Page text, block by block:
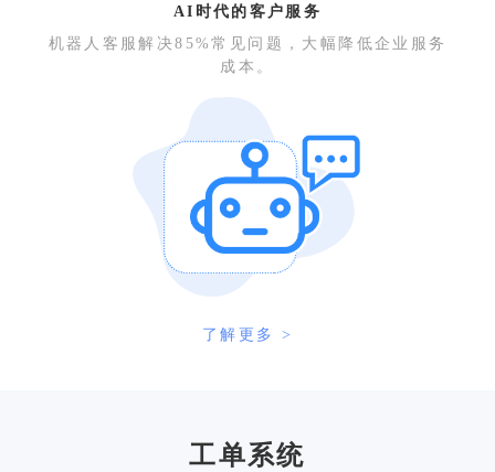
AI时代的客户服务
机器人客服解决85%常见问题，大幅降低企业服务
成本。
了解更多 >
工单系统